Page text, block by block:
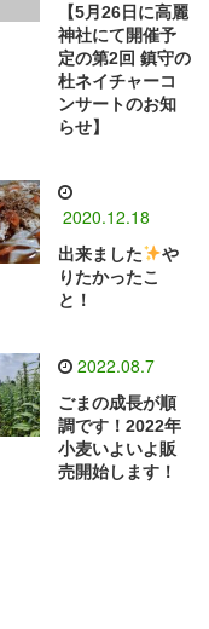
【5月26日に高麗
神社にて開催予
定の第2回 鎮守の
杜ネイチャーコ
ンサートのお知
らせ】
2020.12.18
出来ました
や
りたかったこ
と！
2022.08.7
ごまの成長が順
調です！2022年
小麦いよいよ販
売開始します！